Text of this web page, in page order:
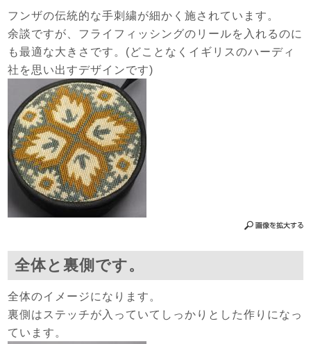
フンザの伝統的な手刺繍が細かく施されています。
余談ですが、フライフィッシングのリールを入れるのに
も最適な大きさです。(どことなくイギリスのハーディ
社を思い出すデザインです)
全体と裏側です。
全体のイメージになります。
裏側はステッチが入っていてしっかりとした作りになっ
ています。